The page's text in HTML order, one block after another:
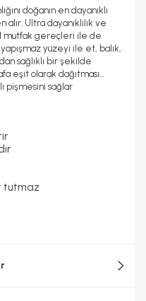
doğanın en dayanıklı
Ultra dayanıklılık ve
mutfak gereçleri ile de
yüzeyi ile et, balık,
sağlıklı bir şekilde
eşit olarak dağıtması
pişmesini sağlar
tutmaz